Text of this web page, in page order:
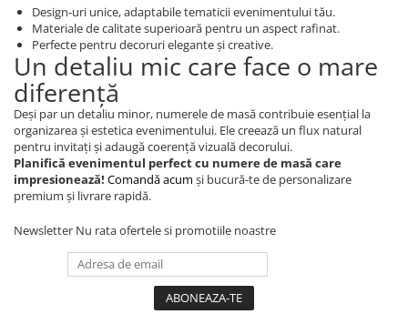
Orare Personalizate
Magneti Personalizati
Produse personalizate HORECA
Jucarii din lemn
Karambite
Bayonete
Shadow daggers
Sabii si arme din lemn
Design-uri unice, adaptabile tematicii evenimentului tău.
Materiale de calitate superioară pentru un aspect rafinat.
Perfecte pentru decoruri elegante și creative.
Un detaliu mic care face o mare
diferență
Deși par un detaliu minor, numerele de masă contribuie esențial la
organizarea și estetica evenimentului. Ele creează un flux natural
pentru invitați și adaugă coerență vizuală decorului.
Planifică evenimentul perfect cu numere de masă care
impresionează! Comandă acum și bucură-te de personalizare
premium și livrare rapidă.
Newsletter Nu rata ofertele si promotiile noastre